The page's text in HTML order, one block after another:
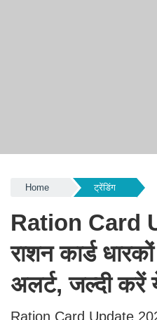
Home ट्रेंडिंग
Ration Card
राशन कार्ड
अलर्ट, जल्दी करें
Ration Card Update